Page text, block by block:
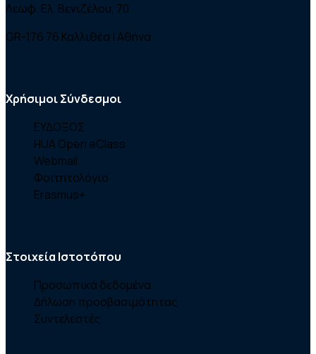
Λεωφ. Ελ. Βενιζέλου, 70
GR-176 76 Καλλιθέα | Αθήνα
Χρήσιμοι Σύνδεσμοι
ΕΥΔΟΞΟΣ
HUA Open eClass
Webmail
Φοιτητολόγιο
Erasmus+
Στοιχεία Ιστοτόπου
Προσωπικά δεδομένα
Δήλωση προσβασιμότητας
Συντελεστές